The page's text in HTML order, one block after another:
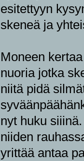
esitettyyn
skeneä ja
Moneen
nuoria jotka
niitä pidä
nyt huku
niiden
yrittää antaa